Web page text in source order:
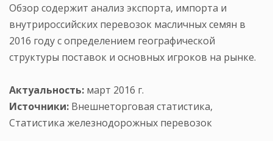
Обзор содержит анализ экспорта, импорта и
внутрироссийских перевозок масличных семян в
2016 году с определением географической
структуры поставок и основных игроков на рынке.
Актуальность: март 2016 г.
Источники: Внешнеторговая статистика,
Статистика железнодорожных перевозок